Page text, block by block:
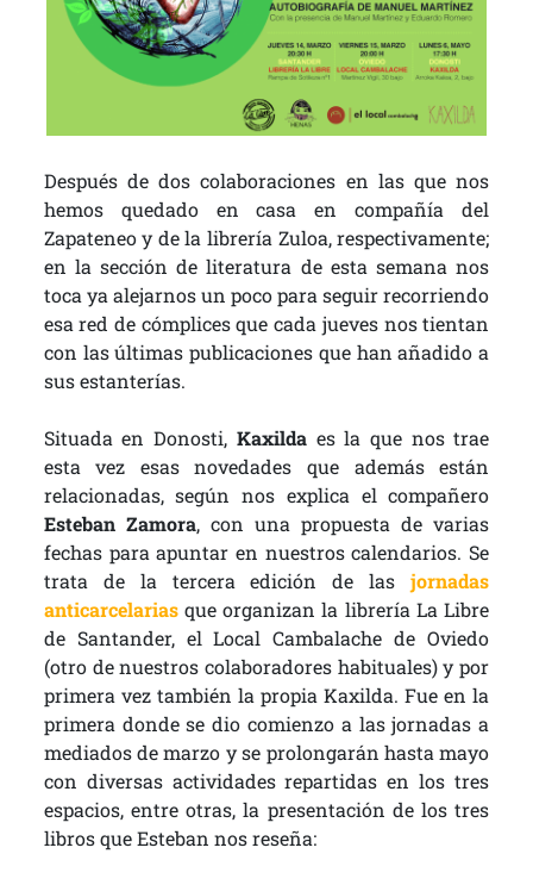
Después de dos colaboraciones en las que nos
hemos quedado en casa en compañía del
Zapateneo y de la librería Zuloa, respectivamente;
en la sección de literatura de esta semana nos
toca ya alejarnos un poco para seguir recorriendo
esa red de cómplices que cada jueves nos tientan
con las últimas publicaciones que han añadido a
sus estanterías.
Situada en Donosti, Kaxildaes la que nos trae
esta vez esas novedades que además están
relacionadas, según nos explica el compañero
Esteban Zamora, con una propuesta de varias
fechas para apuntar en nuestros calendarios. Se
trata de la tercera edición de lasjornadas
anticarcelariasque organizan la librería La Libre
de Santander, el Local Cambalache de Oviedo
(otro de nuestros colaboradores habituales) y por
primera vez también la propia Kaxilda. Fue en la
primera donde se dio comienzo a las jornadas a
mediados de marzo y se prolongarán hasta mayo
con diversas actividades repartidas en los tres
espacios, entre otras, la presentación de los tres
libros que Esteban nos reseña: